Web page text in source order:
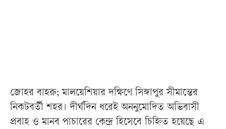
জোহর বাহরু; মালয়েশিয়ার দক্ষিণে সিঙ্গাপুর সীমান্তের
নিকটবর্তী শহর। দীর্ঘদিন ধরেই অননুমোদিত অভিবাসী
প্রবাহ ও মানব পাচারের কেন্দ্র হিসেবে চিহ্নিত হয়েছে এ